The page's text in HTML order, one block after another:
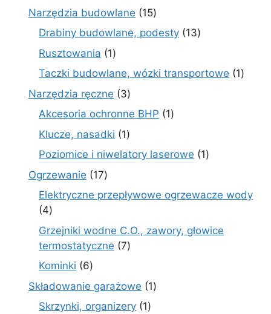
produkty
Narzędzia budowlane 1515
produktów
Drabiny budowlane, podesty 1313
Rusztowania 11
produkt
Taczki budowlane, wózki transportowe 11
Narzędzia ręczne 33
produkty
Akcesoria ochronne BHP 11
Klucze, nasadki 11
produkt
Poziomice i niwelatory laserowe 11
Ogrzewanie 1717
produktów
Elektryczne przepływowe ogrzewacze wody
44
produkty
Grzejniki wodne C.O., zawory, głowice
termostatyczne 77
Kominki 66
produktów
Składowanie garażowe 11
Skrzynki, organizery 11